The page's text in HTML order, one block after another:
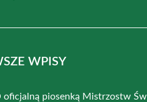
WPISY
oficjalną piosenką Mistrzostw